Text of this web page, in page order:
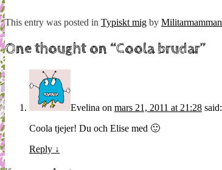
This entry was posted in Typiskt mig by Militarmamman
One thought on “Coola brudar”
Evelina on mars 21, 2011 at 21:28 said:
Coola tjejer! Du och Elise med 🙂
Reply ↓